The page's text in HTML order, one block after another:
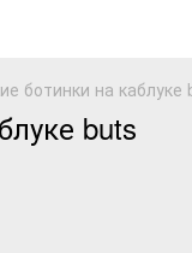
ботинки на
buts